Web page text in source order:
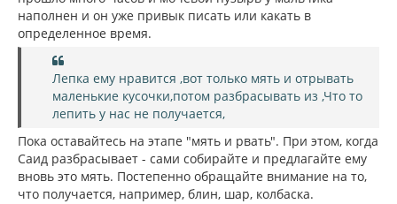
наполнен и он уже привык писать или какать в
определенное время.
Лепка ему нравится ,вот только мять и отрывать
маленькие кусочки,потом разбрасывать из ,Что то
лепить у нас не получается,
Пока оставайтесь на этапе "мять и рвать". При этом, когда
Саид разбрасывает - сами собирайте и предлагайте ему
вновь это мять. Постепенно обращайте внимание на то,
что получается, например, блин, шар, колбаска.